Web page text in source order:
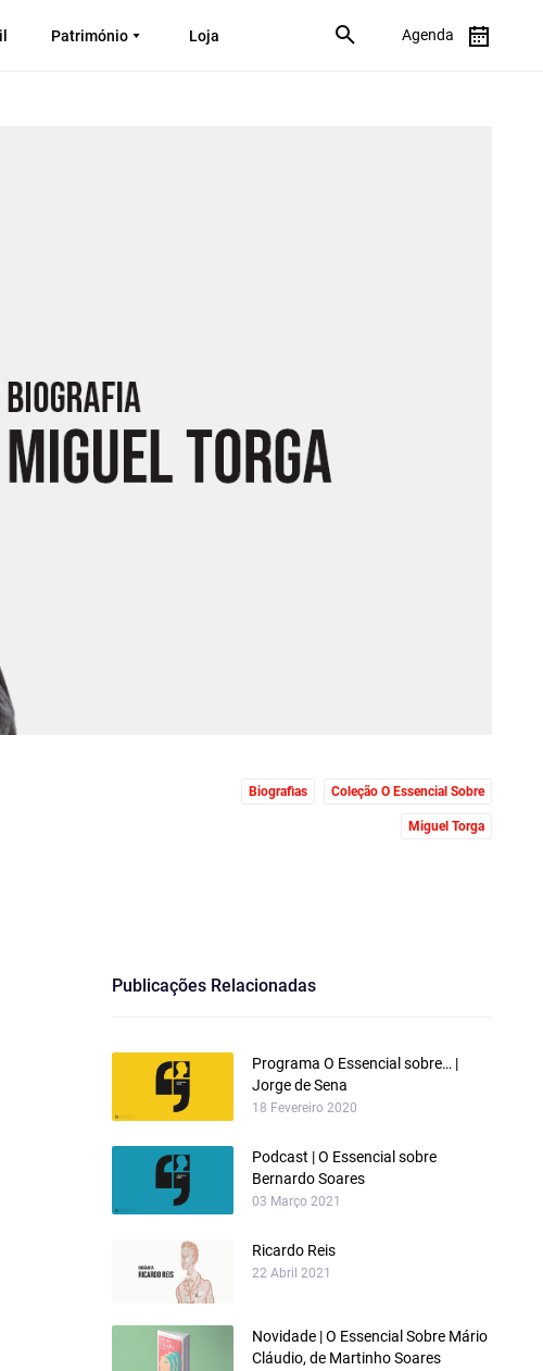
Património Loja Agenda
Biografias Coleção O Essencial Sobre
Miguel Torga
Publicações Relacionadas
Programa O Essencial sobre… |
Jorge de Sena
18 Fevereiro 2020
Podcast | O Essencial sobre
Bernardo Soares
03 Março 2021
Ricardo Reis
22 Abril 2021
Novidade | O Essencial Sobre Mário
Cláudio, de Martinho Soares